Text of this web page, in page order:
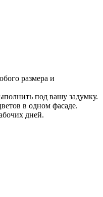
размера и
под вашу задумку.
в одном фасаде.
дней.